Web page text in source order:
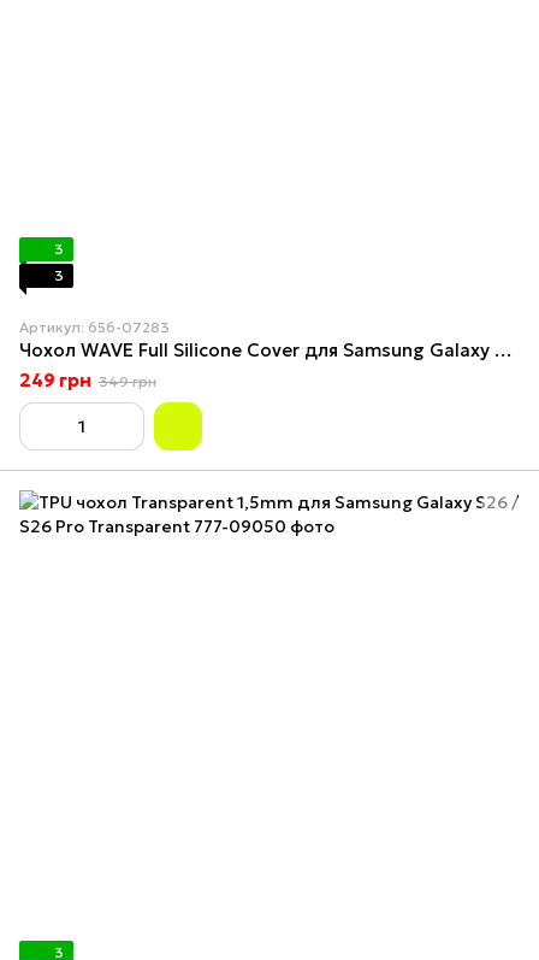
3
3
Артикул: 656-07283
Чохол WAVE Full Silicone Cover для Samsung Galaxy S26 Black
249 грн 349 грн
3